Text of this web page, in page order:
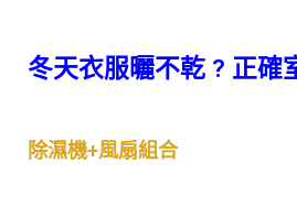
冬天衣服曬不乾 ? 正確
除濕機+風扇組合